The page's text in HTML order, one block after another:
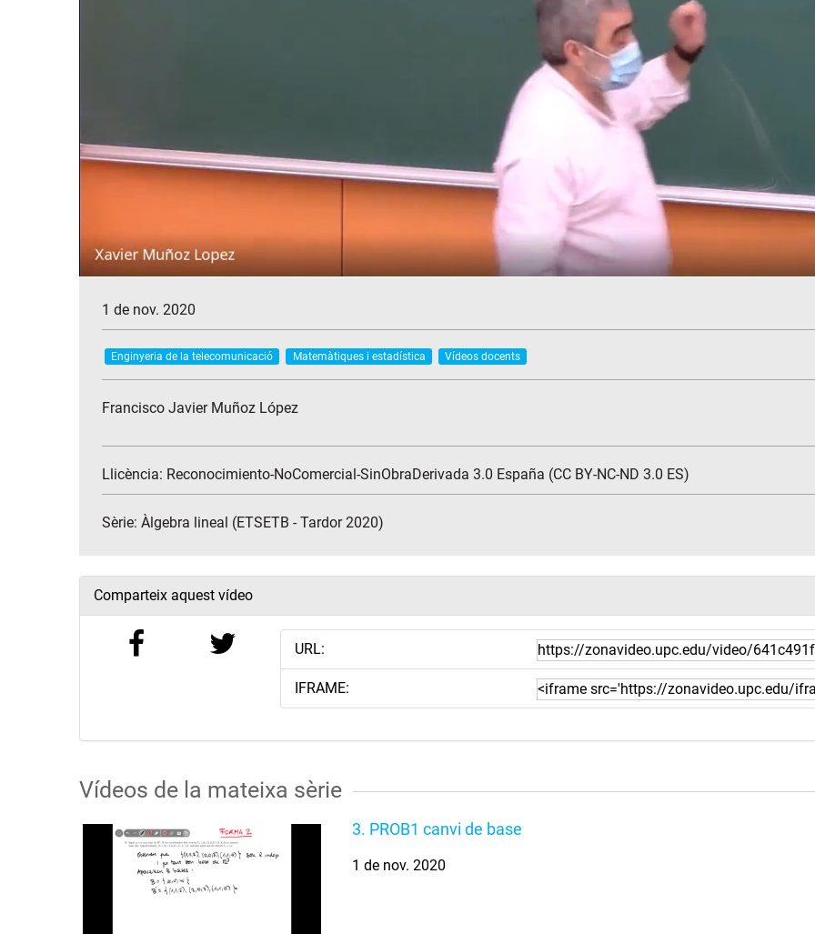
1 de nov. 2020
Enginyeria de la telecomunicació Matemàtiques i estadística Vídeos docents
Francisco Javier Muñoz López
Llicència: Reconocimiento-NoComercial-SinObraDerivada 3.0 España (CC BY-NC-ND 3.0 ES)
Sèrie: Àlgebra lineal (ETSETB - Tardor 2020)
Comparteix aquest vídeo
URL:
IFRAME:
Vídeos de la mateixa sèrie
3. PROB1 canvi de base
1 de nov. 2020